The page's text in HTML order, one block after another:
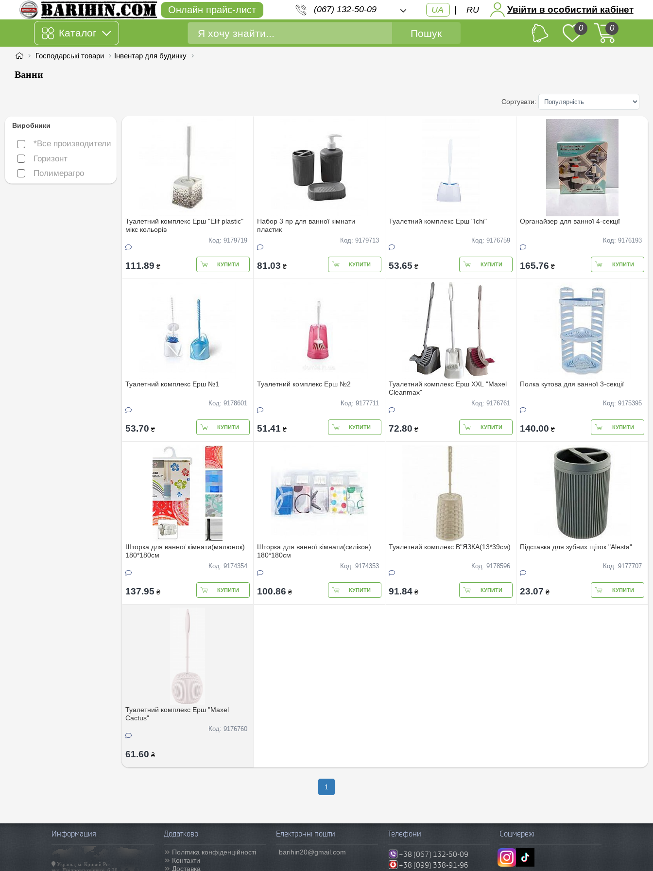
Онлайн прайс-лист (067) 132-50-09 UA | RU Увійти в особистий кабінет
Каталог Пошук 0 0
Господарські товари Інвентар для будинку
Ванни
Сортувати:
Виробники
*Все производители
*Все производители
Горизонт
Горизонт
Полимерагро
Полимерагро
Туалетний комплекс Ерш "Elif plastic"
мiкс кольорiв
Код: 9179719
111.89 ₴ КУПИТИ
Набор 3 пр для ванної кiмнати
пластик
Код: 9179713
81.03 ₴ КУПИТИ
Туалетний комплекс Ерш "Ichi"
Код: 9176759
53.65 ₴ КУПИТИ
Органайзер для ванної 4-секцiї
Код: 9176193
165.76 ₴ КУПИТИ
Туалетний комплекс Ерш №1
Код: 9178601
53.70 ₴ КУПИТИ
Туалетний комплекс Ерш №2
Код: 9177711
51.41 ₴ КУПИТИ
Туалетний комплекс Ерш XXL "Maxel
Cleanmax"
Код: 9176761
72.80 ₴ КУПИТИ
Полка кутова для ванної 3-секцiї
Код: 9175395
140.00 ₴ КУПИТИ
Шторка для ванної кiмнати(малюнок)
180*180см
Код: 9174354
137.95 ₴ КУПИТИ
Шторка для ванної кiмнати(силiкон)
180*180см
Код: 9174353
100.86 ₴ КУПИТИ
Туалетний комплекс В"ЯЗКА(13*39см)
Код: 9178596
91.84 ₴ КУПИТИ
Пiдставка для зубних щiток "Alesta"
Код: 9177707
23.07 ₴ КУПИТИ
Туалетний комплекс Ерш "Maxel
Cactus"
Код: 9176760
61.60 ₴
1
Информация
Україна, м. Кривий Ріг,
Додатково
Політика конфіденційності
Контакти
Доставка
Електронні пошти
barihin20@gmail.com
Телефони
+38 (067) 132-50-09
+38 (099) 338-91-96
Соцмережі